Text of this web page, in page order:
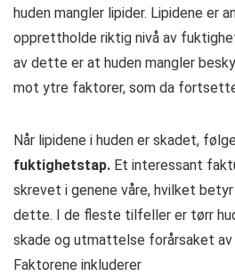
huden mangler lipider. Lipidene er
opprettholde riktig nivå av
av dette er at huden mangler
mot ytre faktorer, som da
Når lipidene i huden er skadet,
fuktighetstap. Et interessant
skrevet i genene våre, hvilket
dette. I de fleste tilfeller er tørr
skade og utmattelse forårsaket
Faktorene inkluderer